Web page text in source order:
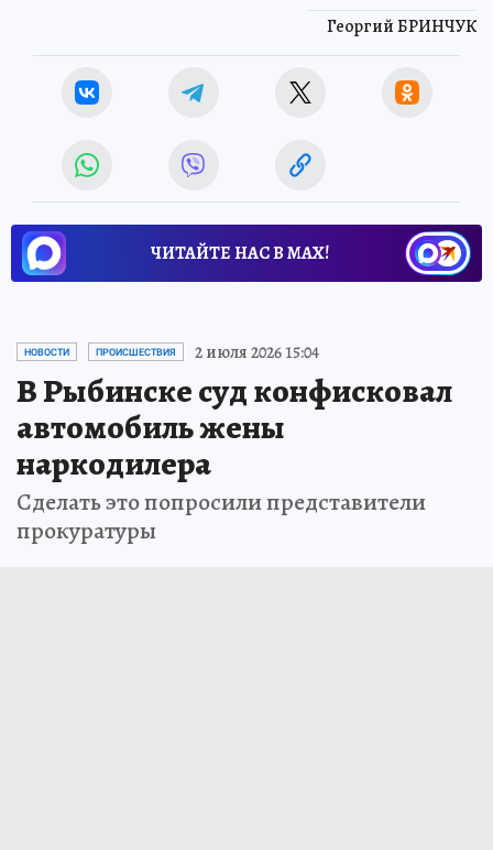
Георгий БРИНЧУК
ЧИТАЙТЕ НАС В МАХ!
НОВОСТИ ПРОИСШЕСТВИЯ 2 июля 2026 15:04
В Рыбинске суд конфисковал
автомобиль жены
наркодилера
Сделать это попросили представители
прокуратуры